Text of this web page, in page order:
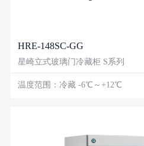
HRE-148SC-GG
星崎立式玻璃门冷藏柜 S系列
温度范围：冷藏 -6℃～+12℃